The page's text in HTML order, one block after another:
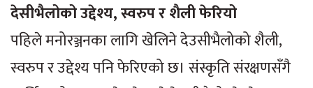
देसीभैलोको उद्देश्य, स्वरुप र शैली फेरियो
पहिले मनोरञ्जनका लागि खेलिने देउसीभैलोको शैली,
स्वरुप र उद्देश्य पनि फेरिएको छ। संस्कृति संरक्षणसँगै